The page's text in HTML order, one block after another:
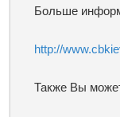
Больше
http://
Также Вы